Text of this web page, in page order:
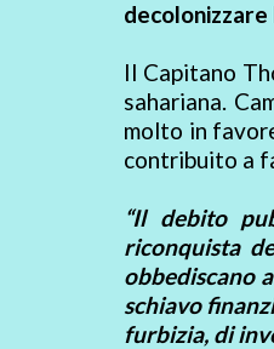
Il Capitano
sahariana.
molto in
contribuito a
“Il debito
riconquista
obbediscano
schiavo
furbizia, di